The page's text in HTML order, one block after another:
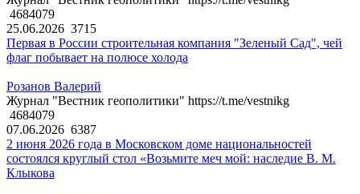
4684079
25.06.2026 3715
Первая в России строительная компания "Зеленый Сад", чей
флаг побывает на полюсе холода
Розанов Валерий
Журнал "Вестник геополитики" https://t.me/vestnikg
4684079
07.06.2026 6387
2 июня 2026 года в Московском доме национальностей
состоялся круглый стол «Возьмите меч мой: наследие В. М.
Клыкова